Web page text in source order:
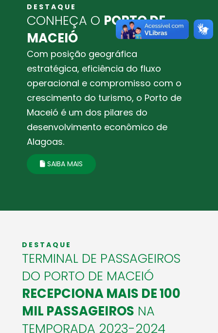
DESTAQUE
CONHEÇA O PORTO DE
MACEIÓ
Com posição geográfica
estratégica, eficiência do fluxo
operacional e compromisso com o
crescimento do turismo, o Porto de
Maceió é um dos pilares do
desenvolvimento econômico de
Alagoas.
SAIBA MAIS
DESTAQUE
TERMINAL DE PASSAGEIROS
DO PORTO DE MACEIÓ
RECEPCIONA MAIS DE 100
MIL PASSAGEIROS NA
TEMPORADA 2023-2024